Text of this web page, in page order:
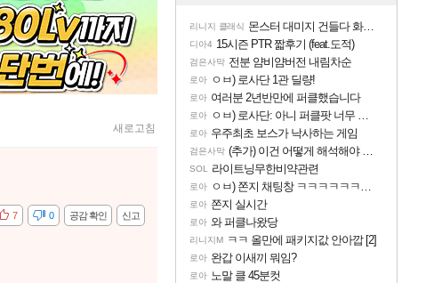
새로고침
신고
공감 확인
비공감 0
7
리니지 클래식 몬스터 대미지 건들다 화들짝하고 걸렸네 ㅋㅋㅋㅋ
디아4 15시즌 PTR 짧후기 (feat.도적)
검은사막 전분 얌비얌버전 내림차순
로아 ㅇㅂ) 로사단 1관 딜량!
로아 여러분 2년반만에 퍼클했습니다
로아 ㅇㅂ) 로사단: 아니 퍼클팟 너무 심하네 예의가 없어(?)
로아 우주최초 보스가 낙사하는 게임
검은사막 (추가) 이건 어떻게 해석해야 되나
SOL 라이트닝무한비약관련
로아 ㅇㅂ) 쫀지 채팅창 ㅋㅋㅋㅋㅋㅋㅋㅋㅋㅋㅋ
로아 쫀지 실시간
로아 와 퍼클나왔당
리니지M ㅋㅋ 올만에 패키지값 안아깝 [2]
로아 완갑 이새끼 뭐임?
로아 노말 클 45분컷